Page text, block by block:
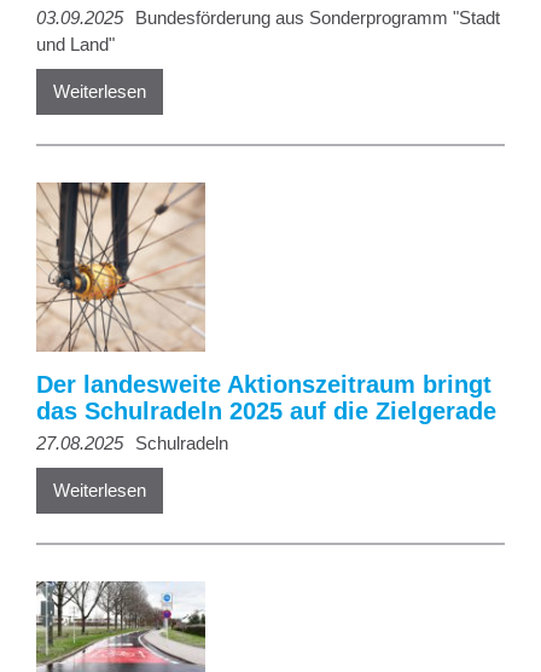
03.09.2025
Bundesförderung aus Sonderprogramm "Stadt
und Land"
Weiterlesen
Der landesweite Aktionszeitraum bringt
das Schulradeln 2025 auf die Zielgerade
27.08.2025 Schulradeln
Weiterlesen